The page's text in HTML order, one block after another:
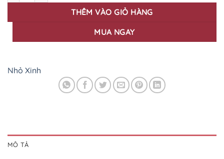
THÊM VÀO GIỎ HÀNG
MUA NGAY
Nhỏ Xinh
MÔ TẢ